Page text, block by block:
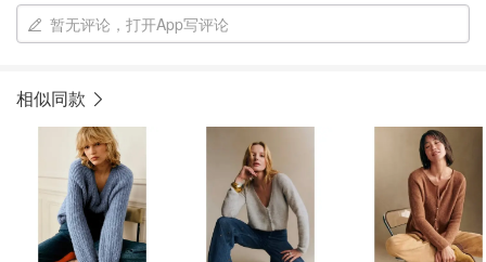
暂无评论，打开App写评论
相似同款